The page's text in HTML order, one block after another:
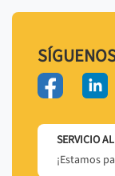
SERVICIO
¡Estamos